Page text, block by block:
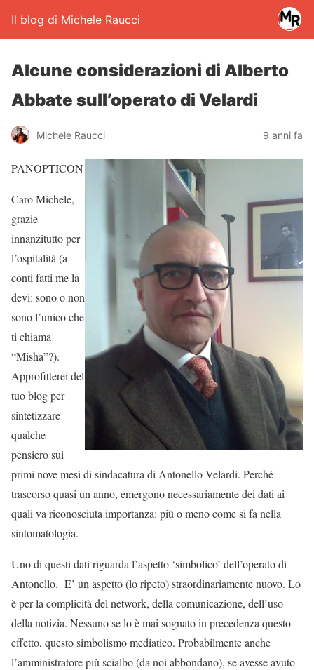
Il blog di Michele Raucci
Alcune considerazioni di Alberto
Abbate sull’operato di Velardi
Michele Raucci 9 anni fa
PANOPTICON
Caro Michele,
grazie
innanzitutto per
l’ospitalità (a
conti fatti me la
devi: sono o non
sono l’unico che
ti chiama
“Misha”?).
Approfitterei del
tuo blog per
sintetizzare
qualche
pensiero sui
primi nove mesi di sindacatura di Antonello Velardi. Perché
trascorso quasi un anno, emergono necessariamente dei dati ai
quali va riconosciuta importanza: più o meno come si fa nella
sintomatologia.
Uno di questi dati riguarda l’aspetto ‘simbolico’ dell’operato di
Antonello. E’ un aspetto (lo ripeto) straordinariamente nuovo. Lo
è per la complicità del network, della comunicazione, dell’uso
della notizia. Nessuno se lo è mai sognato in precedenza questo
effetto, questo simbolismo mediatico. Probabilmente anche
l’amministratore più scialbo (da noi abbondano), se avesse avuto